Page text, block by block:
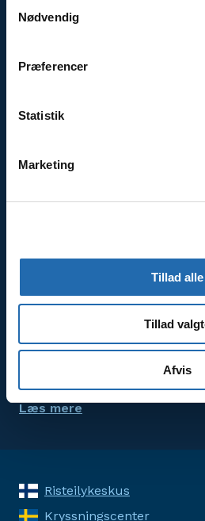
Nødvendig
Præferencer
Statistik
Marketing
Tillad alle
Tillad
Afvis
KrydstogtCenter er en del af
Læs mere
Prisgaranti
KrydstogtCenter altid får
Læs mere
Risteilykeskus
Kryssningscenter